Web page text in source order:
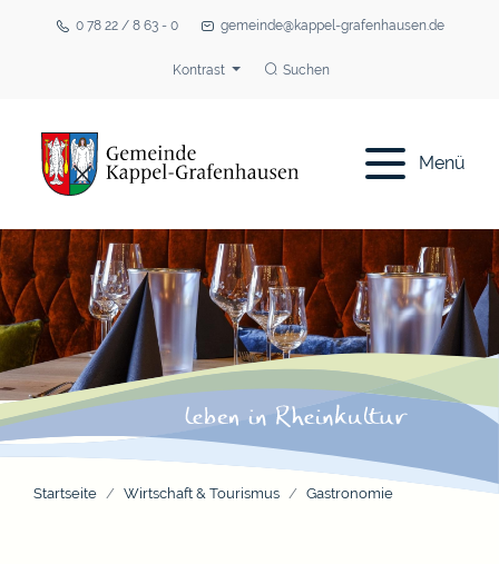
0 78 22 / 8 63 - 0 gemeinde@kappel-grafenhausen.de
Kontrast Suchen
Menü
Startseite Wirtschaft & Tourismus Gastronomie